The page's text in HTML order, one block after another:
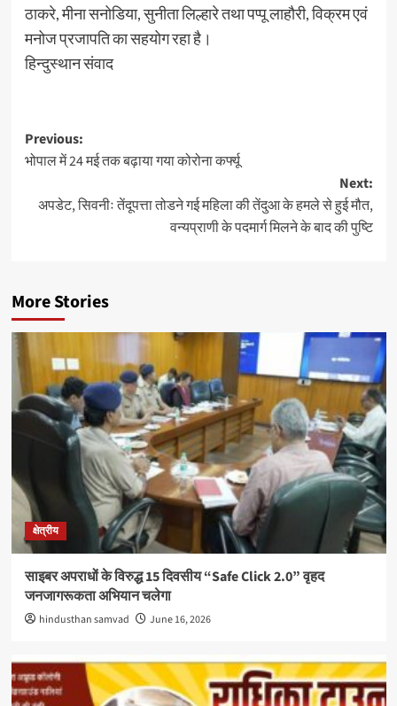
ठाकरे, मीना सनोडिया, सुनीता लिल्हारे तथा पप्पू लाहौरी, विक्रम एवं
मनोज प्रजापति का सहयोग रहा है।
हिन्दुस्थान संवाद
Post
navigation
Previous:
भोपाल में 24 मई तक बढ़ाया गया कोरोना कर्फ्यू
Next:
अपडेट, सिवनीः तेंदूपत्ता तोडने गई महिला की तेंदुआ के हमले से हुई मौत,
वन्यप्राणी के पदमार्ग मिलने के बाद की पुष्टि
More Stories
क्षेत्रीय
साइबर अपराधों के विरुद्ध 15 दिवसीय “Safe Click 2.0” वृहद
जनजागरूकता अभियान चलेगा
hindusthan samvad June 16, 2026